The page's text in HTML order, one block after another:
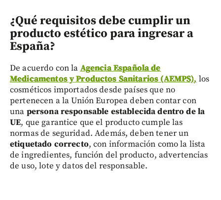
¿Qué requisitos debe cumplir un
producto estético para ingresar a
España?
De acuerdo con la Agencia Española de
Medicamentos y Productos Sanitarios (AEMPS), los
cosméticos importados desde países que no
pertenecen a la Unión Europea deben contar con
una persona responsable establecida dentro de la
UE, que garantice que el producto cumple las
normas de seguridad. Además, deben tener un
etiquetado correcto, con información como la lista
de ingredientes, función del producto, advertencias
de uso, lote y datos del responsable.